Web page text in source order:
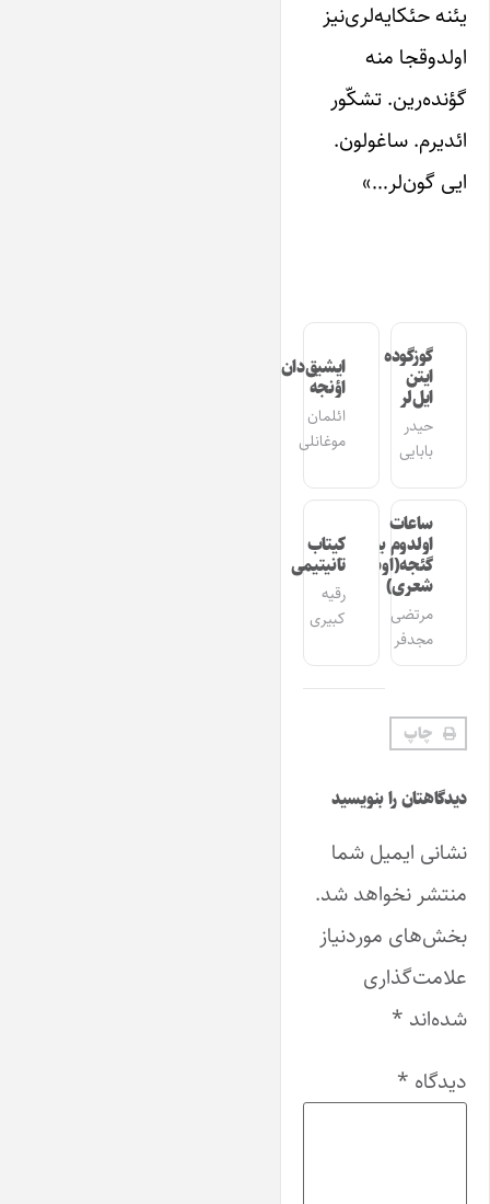
یئنه حئکایه‌لری‌نیز
اولدوقجا منه
گؤنده‌رین. تشکّور
ائدیرم. ساغولون.
ایی گون‌لر…»
گوزگوده
ایتن
ایل‌لر
حیدر
بابایی
ایشیق‌دان
اؤنجه
ائلمان
موغانلی
ساعات
اولدوم بیر
گئجه(اوشاق
شعری)
مرتضی
مجدفر
کیتاب
تانیتیمی
رقیه
کبیری
چاپ
دیدگاهتان را بنویسید
نشانی ایمیل شما
منتشر نخواهد شد.
بخش‌های موردنیاز
علامت‌گذاری
شده‌اند *
دیدگاه *